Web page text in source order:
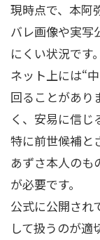
現時点で、本阿
バレ画像や実写
にくい状況です。
ネット上には“
回ることがあり
く、安易に信じ
特に前世候補と
あずさ本人のも
が必要です。
公式に公開され
して扱うのが適